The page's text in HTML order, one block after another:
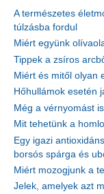
A természetes
túlzásba fordul
Miért együnk
Tippek a zsíros
Miért és mitől olyan
Hőhullámok esetén
Még a vérnyomást
Mit tehetünk a
Egy igazi
borsós spárga és
Miért mozogjunk a
Jelek, amelyek azt